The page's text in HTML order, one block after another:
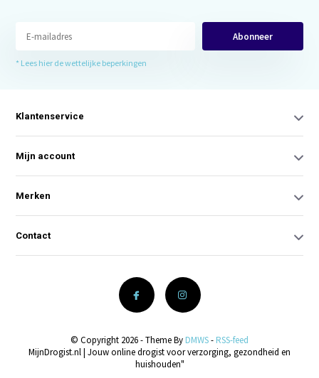
Abonneer
* Lees hier de wettelijke beperkingen
Klantenservice
Mijn account
Merken
Contact
© Copyright 2026 - Theme By DMWS- RSS-feed
MijnDrogist.nl | Jouw online drogist voor verzorging, gezondheid en
huishouden"